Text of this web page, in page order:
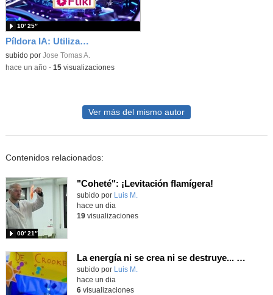
Píldora IA: Utilización de Fliki
subido por Jose Tomas A.
10′ 25″
-hace un año- 15visualizaciones
Ver más del mismo autor
Contenidos relacionados:
"Coheté": ¡Levitación flamígera!
Contenido educativo.
subido por Luis M.
00′ 21″
hace un dia
19visualizaciones
La energía ni se crea ni se destruye... ¡se experimenta! El Tierno en la Feria Madrid es Ciencia 2026
Contenido educativo.
subido por Luis M.
hace un dia
6visualizaciones